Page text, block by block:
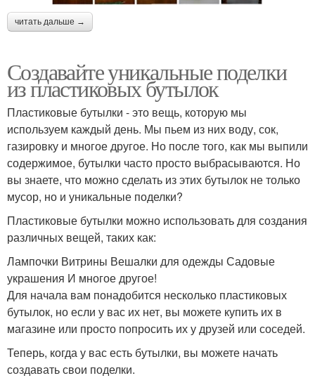
читать дальше →
Создавайте уникальные поделки
из пластиковых бутылок
Пластиковые бутылки - это вещь, которую мы
используем каждый день. Мы пьем из них воду, сок,
газировку и многое другое. Но после того, как мы выпили
содержимое, бутылки часто просто выбрасываются. Но
вы знаете, что можно сделать из этих бутылок не только
мусор, но и уникальные поделки?
Пластиковые бутылки можно использовать для создания
различных вещей, таких как:
Лампочки Витрины Вешалки для одежды Садовые
украшения И многое другое!
Для начала вам понадобится несколько пластиковых
бутылок, но если у вас их нет, вы можете купить их в
магазине или просто попросить их у друзей или соседей.
Теперь, когда у вас есть бутылки, вы можете начать
создавать свои поделки.